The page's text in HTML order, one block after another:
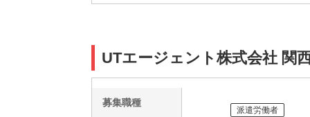
UTエージェント株式会社 関
募集職種
派遣労働者